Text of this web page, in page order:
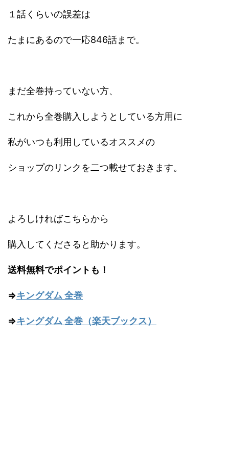
１話くらいの誤差は
たまにあるので一応846話まで。
まだ全巻持っていない方、
これから全巻購入しようとしている方用に
私がいつも利用しているオススメの
ショップのリンクを二つ載せておきます。
よろしければこちらから
購入してくださると助かります。
送料無料でポイントも！
⇒キングダム 全巻
⇒キングダム 全巻（楽天ブックス）